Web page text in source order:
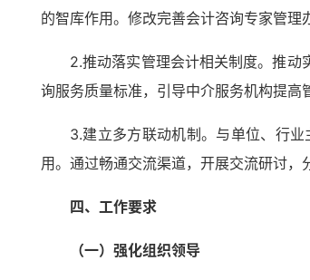
的智库作用。修改完善会计咨询专家管理
2.推动落实管理会计相关制度。推
询服务质量标准，引导中介服务机构提高
3.建立多方联动机制。与单位、行
用。通过畅通交流渠道，开展交流研讨，
四、工作要求
（一）强化组织领导